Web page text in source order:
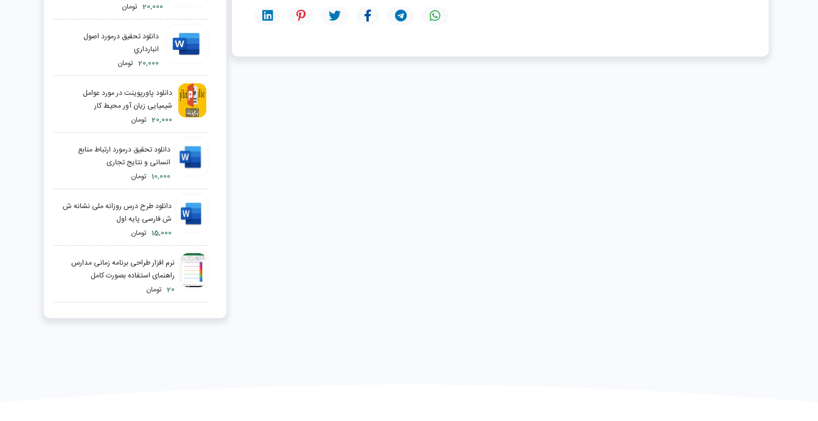
20,000 تومان
دانلود تحقیق درمورد اصول
انبارداري
20,000 تومان
دانلود پاورپوینت در مورد عوامل
شیمیایی زیان آور محیط کار
20,000 تومان
دانلود تحقیق درمورد ارتباط منابع
انسانی و نتایج تجاری
10,000 تومان
دانلود طرح درس روزانه ملی نشانه ش
ش فارسی پایه اول
15,000 تومان
نرم افزار طراحی برنامه زمانی مدارس
راهنمای استفاده بصورت کامل
20 تومان